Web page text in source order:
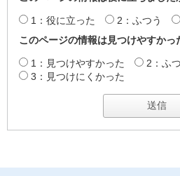
1：役に立った 2：ふつう
このページの情報は見つけやすかっ
1：見つけやすかった
2：ふ
3：見つけにくかった